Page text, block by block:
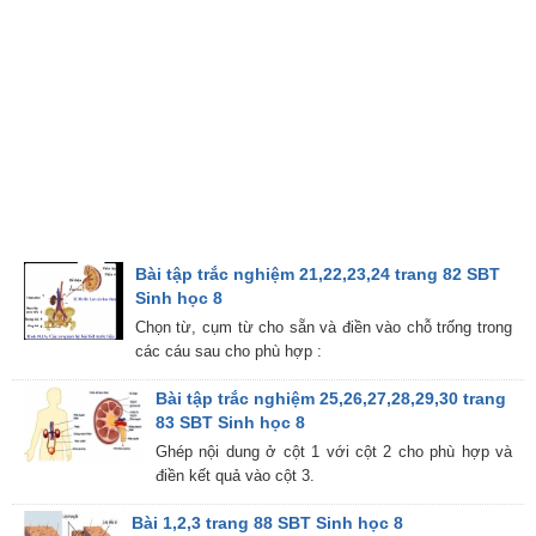
Bài tập trắc nghiệm 21,22,23,24 trang 82 SBT
Sinh học 8
Chọn từ, cụm từ cho sẵn và điền vào chỗ trống trong
các cáu sau cho phù hợp :
Bài tập trắc nghiệm 25,26,27,28,29,30 trang
83 SBT Sinh học 8
Ghép nội dung ở cột 1 với cột 2 cho phù hợp và
điền kết quả vào cột 3.
Bài 1,2,3 trang 88 SBT Sinh học 8